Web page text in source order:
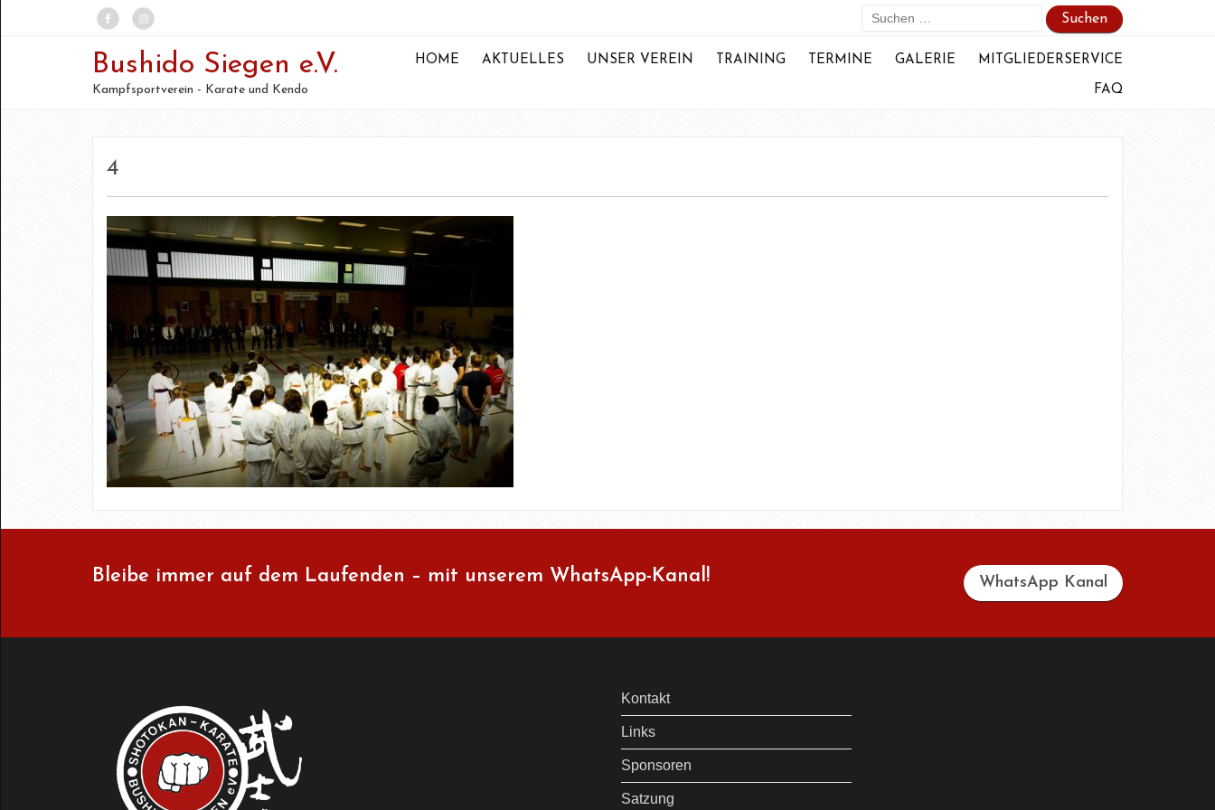
Suchen
nach:
Bushido Siegen e.V.
Kampfsportverein - Karate und Kendo
HOME AKTUELLES UNSER VEREIN TRAINING TERMINE GALERIE MITGLIEDERSERVICE
FAQ
4
Bleibe immer auf dem Laufenden – mit unserem WhatsApp-Kanal! WhatsApp Kanal
Kontakt
Links
Sponsoren
Satzung